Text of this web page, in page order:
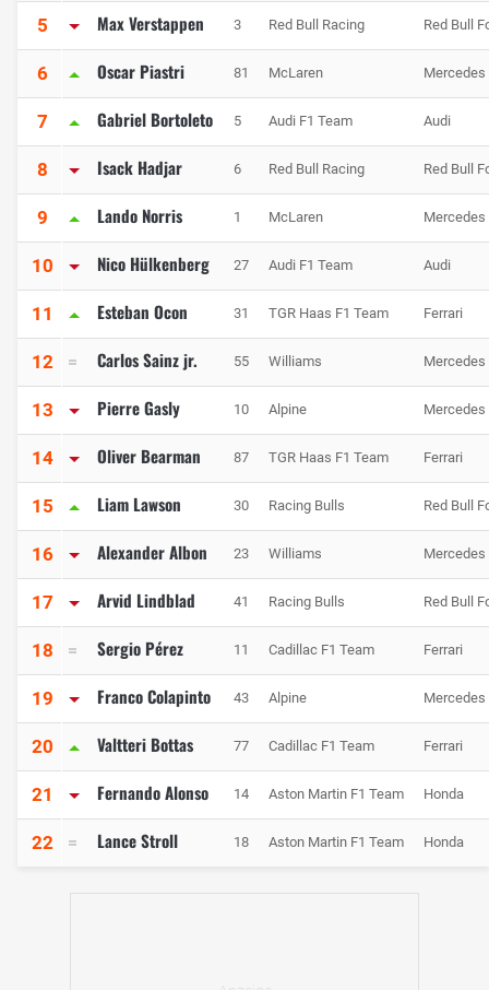
5 Max Verstappen 3 Red Bull Racing Red Bull
6 Oscar Piastri 81 McLaren Mercedes
7 Gabriel Bortoleto 5 Audi F1 Team Audi
8 Isack Hadjar 6 Red Bull Racing Red Bull
9 Lando Norris 1 McLaren Mercedes
10 Nico Hülkenberg 27 Audi F1 Team Audi
11 Esteban Ocon 31 TGR Haas F1 Team Ferrari
12 Carlos Sainz jr. 55 Williams Mercedes
13 Pierre Gasly 10 Alpine Mercedes
14 Oliver Bearman 87 TGR Haas F1 Team Ferrari
15 Liam Lawson 30 Racing Bulls Red Bull
16 Alexander Albon 23 Williams Mercedes
17 Arvid Lindblad 41 Racing Bulls Red Bull
18 Sergio Pérez 11 Cadillac F1 Team Ferrari
19 Franco Colapinto 43 Alpine Mercedes
20 Valtteri Bottas 77 Cadillac F1 Team Ferrari
21 Fernando Alonso 14 Aston Martin F1 Team Honda
22 Lance Stroll 18 Aston Martin F1 Team Honda